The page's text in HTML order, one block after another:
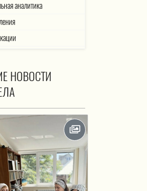
аналитика
НОВОСТИ